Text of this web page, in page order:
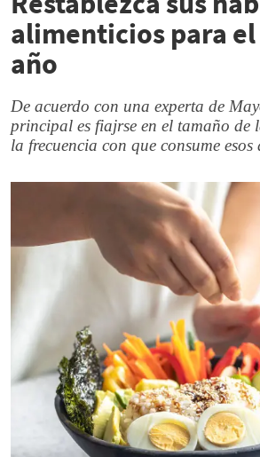
alimenticios para
año
De acuerdo con una experta de
principal es fiajrse en el tamaño de
la frecuencia con que consume esos